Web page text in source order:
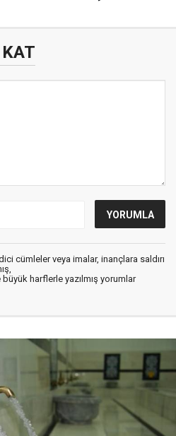
cümleler veya imalar, inançlara saldırı
harflerle yazılmış yorumlar